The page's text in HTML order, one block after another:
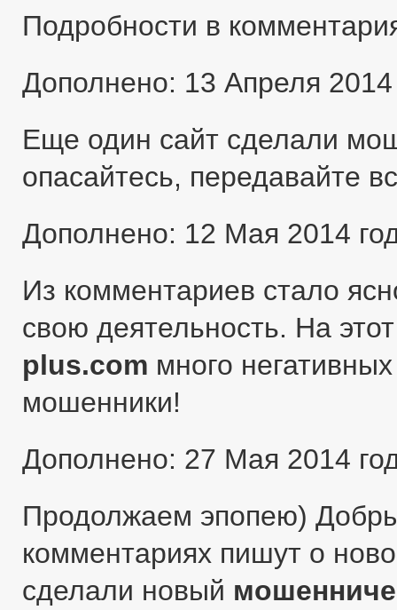
Подробности в
Дополнено: 13 Апреля 2014
Еще один сайт сделали
опасайтесь, передавайте
Дополнено: 12 Мая 2014
Из комментариев стало
свою деятельность. На
plus.com много
мошенники!
Дополнено: 27 Мая 2014
Продолжаем эпопею)
комментариях пишут о
сделали новый